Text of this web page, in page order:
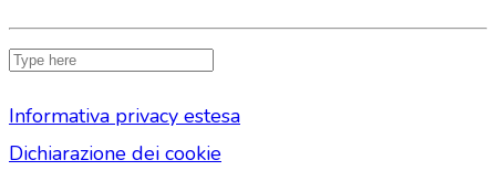
Informativa privacy estesa
Dichiarazione dei cookie